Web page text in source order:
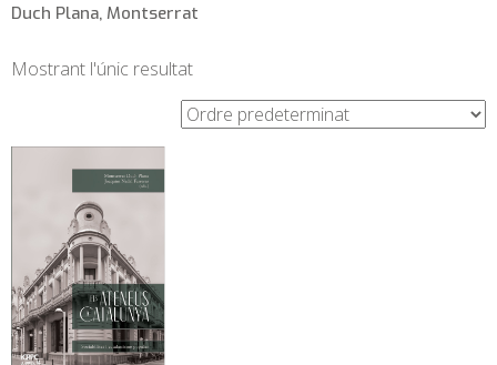
Duch Plana, Montserrat
Mostrant l'únic resultat